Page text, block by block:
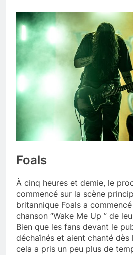
Foals
À cinq heures et demie, le
commencé sur la scène
britannique Foals a
chanson “Wake Me Up ” de
Bien que les fans devant le
déchaînés et aient chanté dès
cela a pris un peu plus de